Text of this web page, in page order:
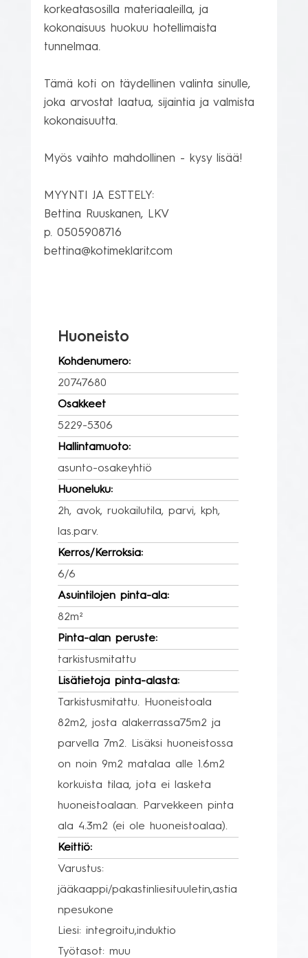
korkeatasosilla materiaaleilla, ja
kokonaisuus huokuu hotellimaista
tunnelmaa.
Tämä koti on täydellinen valinta sinulle,
joka arvostat laatua, sijaintia ja valmista
kokonaisuutta.
Myös vaihto mahdollinen - kysy lisää!
MYYNTI JA ESTTELY:
Bettina Ruuskanen, LKV
p. 0505908716
Huoneisto
Kohdenumero:
20747680
Osakkeet
5229-5306
Hallintamuoto:
asunto-osakeyhtiö
Huoneluku:
2h, avok, ruokailutila, parvi, kph,
las.parv.
Kerros/Kerroksia:
6/6
Asuintilojen pinta-ala:
82m²
Pinta-alan peruste:
tarkistusmitattu
Lisätietoja pinta-alasta:
Tarkistusmitattu. Huoneistoala
82m2, josta alakerrassa75m2 ja
parvella 7m2. Lisäksi huoneistossa
on noin 9m2 matalaa alle 1.6m2
korkuista tilaa, jota ei lasketa
huoneistoalaan. Parvekkeen pinta
ala 4.3m2 (ei ole huoneistoalaa).
Keittiö:
Varustus:
jääkaappi/pakastinliesituuletin,astia
npesukone
Liesi: integroitu,induktio
Työtasot: muu